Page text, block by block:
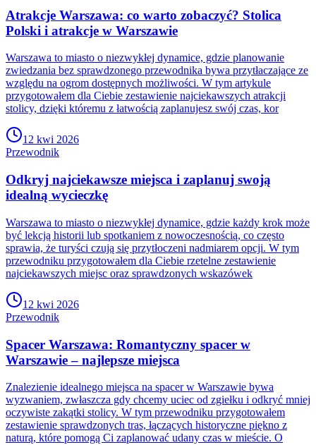
Atrakcje Warszawa: co warto zobaczyć? Stolica
Polski i atrakcje w Warszawie
Warszawa to miasto o niezwykłej dynamice, gdzie planowanie
zwiedzania bez sprawdzonego przewodnika bywa przytłaczające ze
względu na ogrom dostępnych możliwości. W tym artykule
przygotowałem dla Ciebie zestawienie najciekawszych atrakcji
stolicy, dzięki któremu z łatwością zaplanujesz swój czas, kor
12 kwi 2026
Przewodnik
Odkryj najciekawsze miejsca i zaplanuj swoją
idealną wycieczkę
Warszawa to miasto o niezwykłej dynamice, gdzie każdy krok może
być lekcją historii lub spotkaniem z nowoczesnością, co często
sprawia, że turyści czują się przytłoczeni nadmiarem opcji. W tym
przewodniku przygotowałem dla Ciebie rzetelne zestawienie
najciekawszych miejsc oraz sprawdzonych wskazówek
12 kwi 2026
Przewodnik
Spacer Warszawa: Romantyczny spacer w
Warszawie – najlepsze miejsca
Znalezienie idealnego miejsca na spacer w Warszawie bywa
wyzwaniem, zwłaszcza gdy chcemy uciec od zgiełku i odkryć mniej
oczywiste zakątki stolicy. W tym przewodniku przygotowałem
zestawienie sprawdzonych tras, łączących historyczne piękno z
naturą, które pomogą Ci zaplanować udany czas w mieście. O